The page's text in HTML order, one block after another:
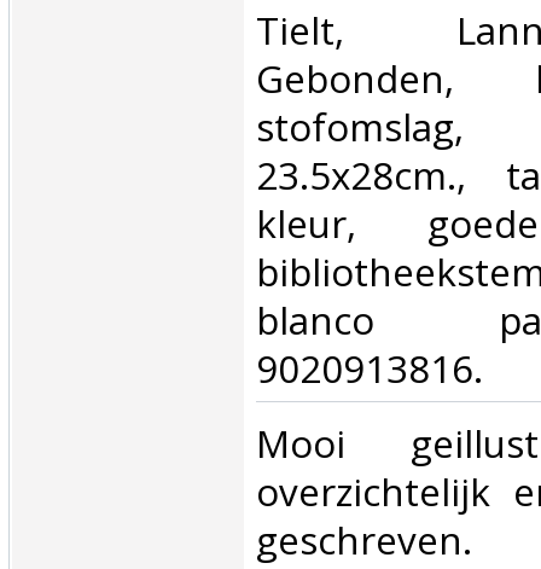
‎Tielt,
23.5x28cm.,
kleur,
blanco
9020913816.‎
‎Mooi
overzichtelijk
geschreven. ‎